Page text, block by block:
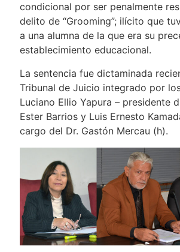
condicional por ser penalmente
delito de “Grooming”; ilícito que
a una alumna de la que era su
establecimiento educacional.
La sentencia fue dictaminada
Tribunal de Juicio integrado por
Luciano Ellio Yapura – presidente
Ester Barrios y Luis Ernesto
cargo del Dr. Gastón Mercau (h).